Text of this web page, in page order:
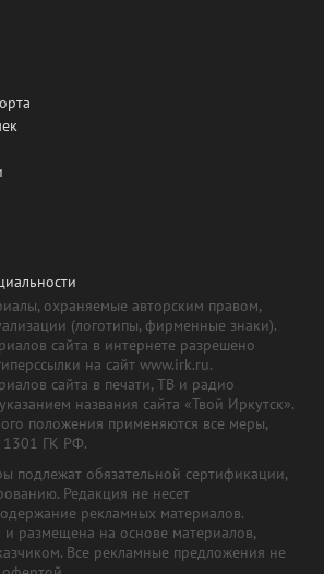
охраняемые авторским правом,
(логотипы, фирменные знаки).
сайта в интернете разрешено
на сайт www.irk.ru.
сайта в печати, ТВ и радио
названия сайта «Твой Иркутск».
положения применяются все меры,
1301 ГК РФ.
подлежат обязательной сертификации,
Редакция не несет
рекламных материалов.
и размещена на основе материалов,
Все рекламные предложения не